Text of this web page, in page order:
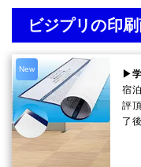
ビジプリの印
New
▶
宿
評
了